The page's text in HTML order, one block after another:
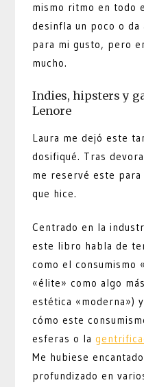
mismo ritmo en todo
desinfla un poco o da
para mi gusto, pero
mucho.
Indies, hipsters y
Lenore
Laura me dejó este
dosifiqué. Tras
me reservé este
que hice.
Centrado en la
este libro habla de
como el consumismo
«élite» como algo
estética «moderna»)
cómo este
esferas o la
Me hubiese
profundizado en